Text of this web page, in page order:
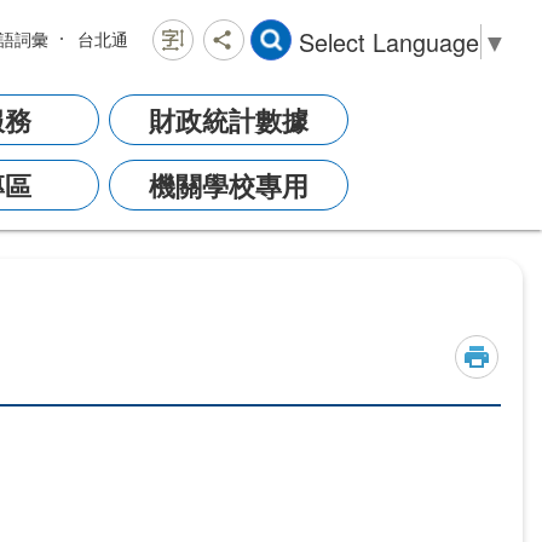
詞彙 台北通 Select Language ▼
財政統計數據
機關學校專用